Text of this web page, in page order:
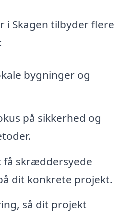
i Skagen tilbyder flere
bygninger og
på sikkerhed og
få skræddersyede
dit konkrete projekt.
så dit projekt